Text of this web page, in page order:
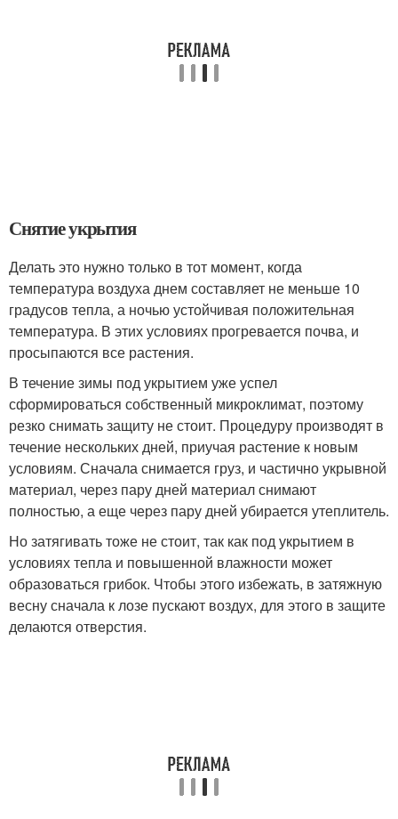
Снятие укрытия
Делать это нужно только в тот момент, когда
температура воздуха днем составляет не меньше 10
градусов тепла, а ночью устойчивая положительная
температура. В этих условиях прогревается почва, и
просыпаются все растения.
В течение зимы под укрытием уже успел
сформироваться собственный микроклимат, поэтому
резко снимать защиту не стоит. Процедуру производят в
течение нескольких дней, приучая растение к новым
условиям. Сначала снимается груз, и частично укрывной
материал, через пару дней материал снимают
полностью, а еще через пару дней убирается утеплитель.
Но затягивать тоже не стоит, так как под укрытием в
условиях тепла и повышенной влажности может
образоваться грибок. Чтобы этого избежать, в затяжную
весну сначала к лозе пускают воздух, для этого в защите
делаются отверстия.